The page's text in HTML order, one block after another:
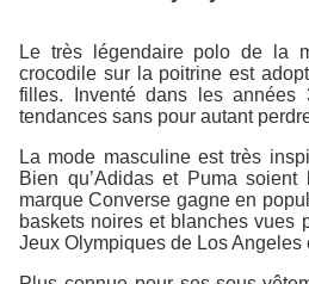
Le très légendaire polo de la
crocodile sur la poitrine est
filles. Inventé dans les
tendances sans pour autant
La mode masculine est très
Bien qu’Adidas et Puma
marque Converse gagne en
baskets noires et blanches vues
Jeux Olympiques de Los Angeles